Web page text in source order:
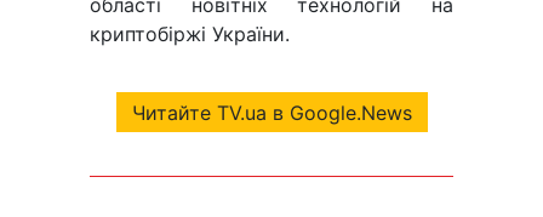
області новітніх технологій на
криптобіржі України.
Читайте TV.ua в Google.News